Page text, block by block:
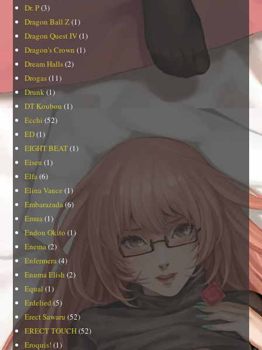
Dr. P(3)
Dragon Ball Z(1)
Dragon Quest IV(1)
Dragon's Crown (1)
Dream Halls(2)
Drogas(11)
Drunk (1)
DT Koubou (1)
Ecchi (52)
ED(1)
EIGHT BEAT(1)
Eisen (1)
Elfa(6)
Elina Vance (1)
Embarazada(6)
Emua(1)
Endou Okito (1)
Enema(2)
Enfermera(4)
Enuma Elish (2)
Equal (1)
Erdelied(5)
Erect Sawaru (52)
ERECT TOUCH(52)
Eroquis! (1)